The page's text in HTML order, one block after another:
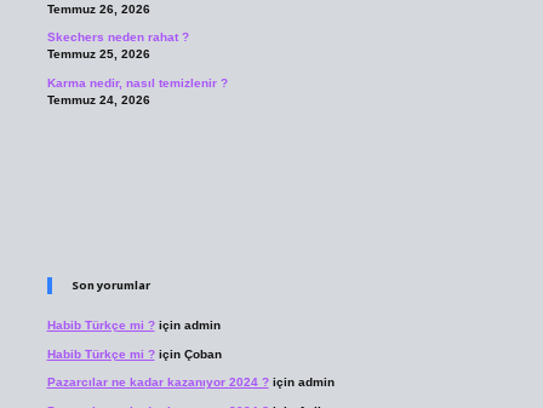
Temmuz 26, 2026
Skechers neden rahat ?
Temmuz 25, 2026
Karma nedir, nasıl temizlenir ?
Temmuz 24, 2026
Son yorumlar
Habib Türkçe mi ?için admin
Habib Türkçe mi ?için Çoban
Pazarcılar ne kadar kazanıyor 2024 ?için admin